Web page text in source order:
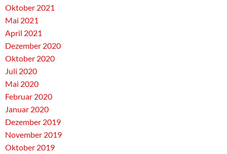
Oktober 2021
Mai 2021
April 2021
Dezember 2020
Oktober 2020
Juli 2020
Mai 2020
Februar 2020
Januar 2020
Dezember 2019
November 2019
Oktober 2019